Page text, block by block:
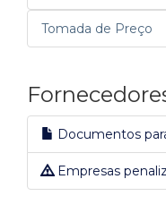
Tomada de Preço
Documentos
Empresas